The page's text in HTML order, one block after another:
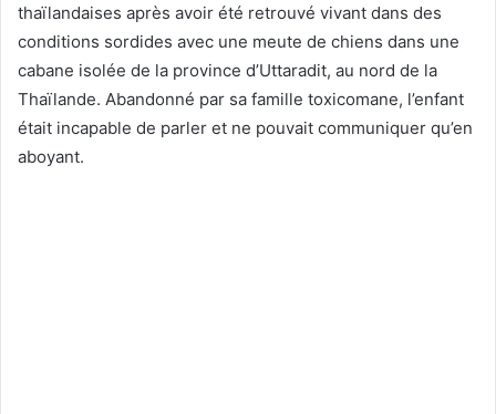
thaïlandaises après avoir été retrouvé vivant dans des
conditions sordides avec une meute de chiens dans une
cabane isolée de la province d’Uttaradit, au nord de la
Thaïlande. Abandonné par sa famille toxicomane, l’enfant
était incapable de parler et ne pouvait communiquer qu’en
aboyant.